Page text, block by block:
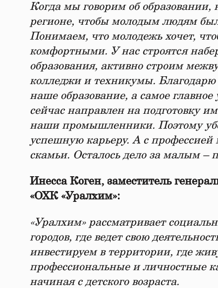
Когда мы говорим об образовании,
регионе, чтобы молодым людям
Понимаем, что молодежь хочет,
комфортными. У нас строятся
образования, активно строим
колледжи и техникумы.
наше образование, а самое
сейчас направлен на подготовку
наши промышленники. Поэтому
успешную карьеру. А с
скамьи. Осталось дело за малым –
Инесса Коген, заместитель
«ОХК «Уралхим»:
«Уралхим» рассматривает
городов, где ведет свою
инвестируем в территории, где
профессиональные и личностные
начиная с детского возраста.